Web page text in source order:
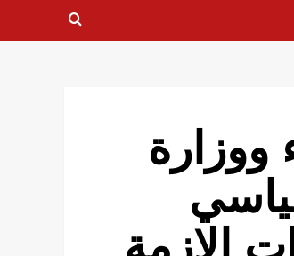
ووزارة